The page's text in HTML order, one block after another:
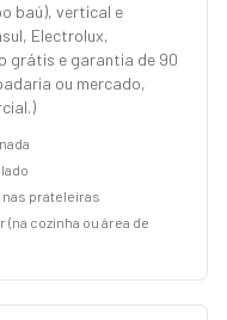
baú), vertical e
Electrolux,
grátis e garantia de 90
ou mercado,
prateleiras
(na cozinha ou área de